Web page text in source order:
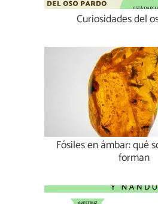
Curiosidades del
Fósiles en ámbar: qué
forman